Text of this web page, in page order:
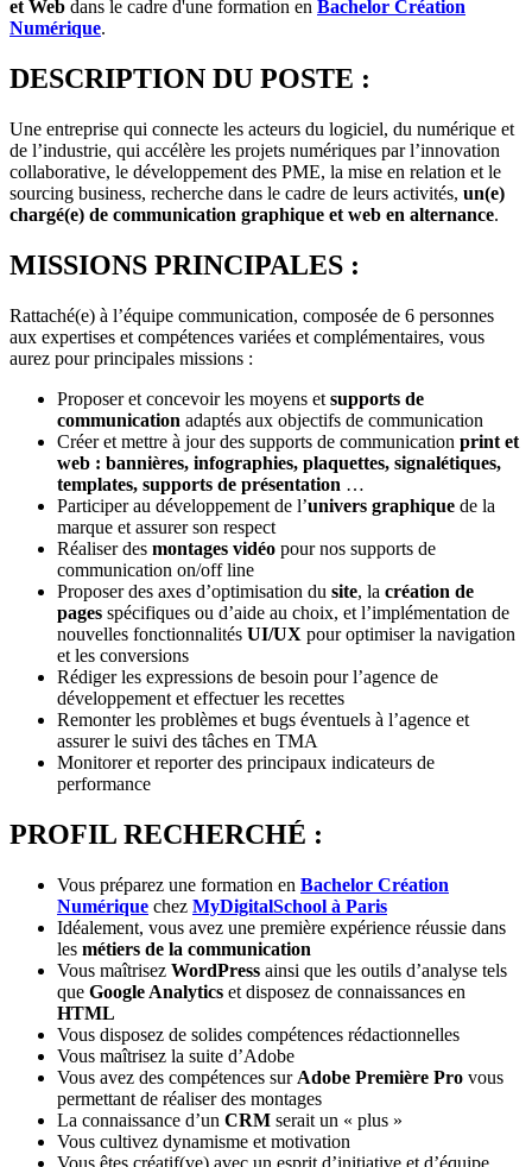
et Web dans le cadre d'une formation en Bachelor Création
Numérique.
DESCRIPTION DU POSTE :
Une entreprise qui connecte les acteurs du logiciel, du numérique et
de l’industrie, qui accélère les projets numériques par l’innovation
collaborative, le développement des PME, la mise en relation et le
sourcing business, recherche dans le cadre de leurs activités, un(e)
chargé(e) de communication graphique et web en alternance.
MISSIONS PRINCIPALES :
Rattaché(e) à l’équipe communication, composée de 6 personnes
aux expertises et compétences variées et complémentaires, vous
aurez pour principales missions :
Proposer et concevoir les moyens et supports de
communication adaptés aux objectifs de communication
Créer et mettre à jour des supports de communication print et
web : bannières, infographies, plaquettes, signalétiques,
templates, supports de présentation …
Participer au développement de l’univers graphique de la
marque et assurer son respect
Réaliser des montages vidéo pour nos supports de
communication on/off line
Proposer des axes d’optimisation du site, la création de
pages spécifiques ou d’aide au choix, et l’implémentation de
nouvelles fonctionnalités UI/UX pour optimiser la navigation
et les conversions
Rédiger les expressions de besoin pour l’agence de
développement et effectuer les recettes
Remonter les problèmes et bugs éventuels à l’agence et
assurer le suivi des tâches en TMA
Monitorer et reporter des principaux indicateurs de
performance
PROFIL RECHERCHÉ :
Vous préparez une formation en Bachelor Création
Numérique chez MyDigitalSchool à Paris
Idéalement, vous avez une première expérience réussie dans
les métiers de la communication
Vous maîtrisez WordPress ainsi que les outils d’analyse tels
que Google Analytics et disposez de connaissances en
HTML
Vous disposez de solides compétences rédactionnelles
Vous maîtrisez la suite d’Adobe
Vous avez des compétences sur Adobe Première Pro vous
permettant de réaliser des montages
La connaissance d’un CRM serait un « plus »
Vous cultivez dynamisme et motivation
Vous êtes créatif(ve) avec un esprit d’initiative et d’équipe